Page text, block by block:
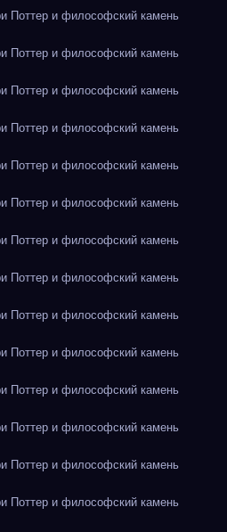
Поттер и философский камень
Поттер и философский камень
Поттер и философский камень
Поттер и философский камень
Поттер и философский камень
Поттер и философский камень
Поттер и философский камень
Поттер и философский камень
Поттер и философский камень
Поттер и философский камень
Поттер и философский камень
Поттер и философский камень
Поттер и философский камень
Поттер и философский камень